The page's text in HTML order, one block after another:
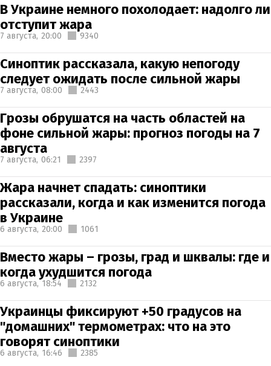
В Украине немного похолодает: надолго ли
отступит жара
7 августа, 20:00 9340
Синоптик рассказала, какую непогоду
следует ожидать после сильной жары
7 августа, 08:00 2443
Грозы обрушатся на часть областей на
фоне сильной жары: прогноз погоды на 7
августа
7 августа, 06:21 2397
Жара начнет спадать: синоптики
рассказали, когда и как изменится погода
в Украине
6 августа, 20:00 1061
Вместо жары – грозы, град и шквалы: где и
когда ухудшится погода
6 августа, 18:54 2132
Украинцы фиксируют +50 градусов на
"домашних" термометрах: что на это
говорят синоптики
6 августа, 16:46 2385